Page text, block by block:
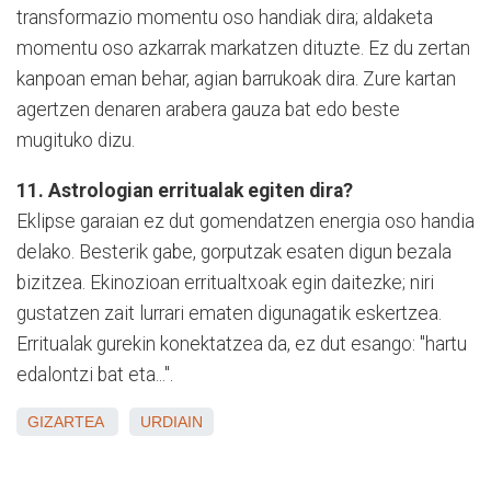
transformazio momentu oso handiak dira; aldaketa
momentu oso azkarrak markatzen dituzte. Ez du zertan
kanpoan eman behar, agian barrukoak dira. Zure kartan
agertzen denaren arabera gauza bat edo beste
mugituko dizu.
11. Astrologian erritualak egiten dira?
Eklipse garaian ez dut gomendatzen energia oso handia
delako. Besterik gabe, gorputzak esaten digun bezala
bizitzea. Ekinozioan erritualtxoak egin daitezke; niri
gustatzen zait lurrari ematen digunagatik eskertzea.
Erritualak gurekin konektatzea da, ez dut esango: "hartu
edalontzi bat eta...".
GIZARTEA URDIAIN